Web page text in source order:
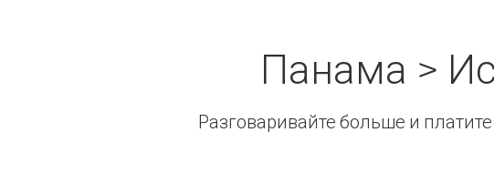
Панама >
Разговаривайте больше и